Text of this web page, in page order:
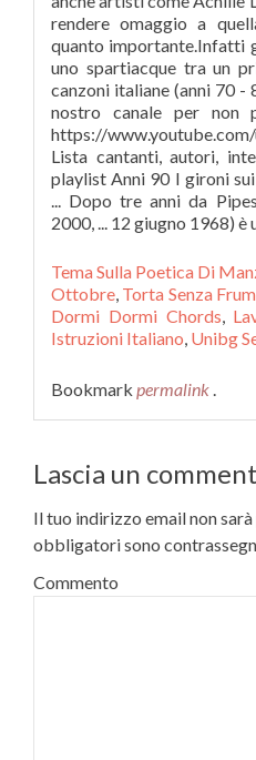
Tema Sulla Poetica Di
Ottobre, Torta Senza
Dormi Dormi Chords,
Istruzioni Italiano, Unibg
Bookmark permalink .
Lascia un
Il tuo indirizzo email non
obbligatori sono
Commento